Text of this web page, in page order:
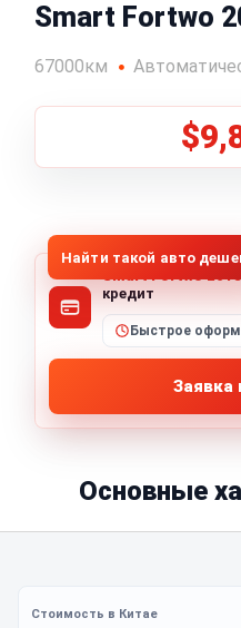
Smart Fortwo
67000км
Найти такой авто
Smart Fortwo
кредит
Быстрое
Заявка
Основные